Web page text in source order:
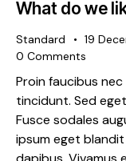
What do we
Standard 19
0 Comments
Proin faucibus
tincidunt. Sed
Fusce sodales
ipsum eget